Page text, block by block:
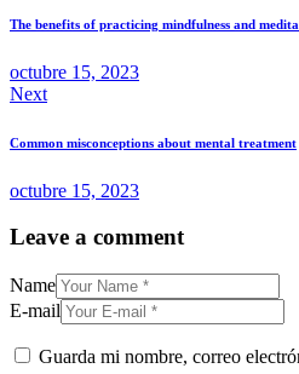
The benefits of practicing mindfulness and
octubre 15, 2023
Next
Common misconceptions about mental treatment
octubre 15, 2023
Leave a comment
Name
E-mail
Guarda mi nombre, correo